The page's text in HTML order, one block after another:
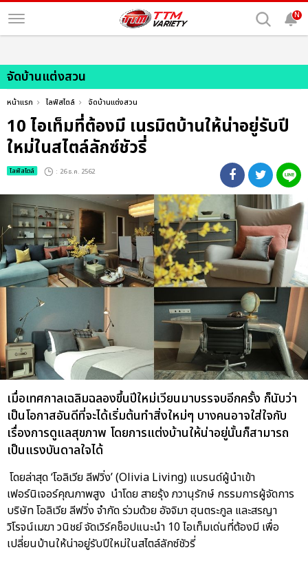
N
จัดบ้านแต่งสวน
หน้าแรก ไลฟ์สไตล์ จัดบ้านแต่งสวน
10 ไอเท็มที่ต้องมี เนรมิตบ้านให้น่าอยู่รับปี
ใหม่ในสไตล์ลักซ์ชัวรี่
ไลฟ์สไตล์ : 26 ธ.ค. 2562
เมื่อเทศกาลเฉลิมฉลองขึ้นปีใหม่เวียนมาบรรจบอีกครั้ง ก็นับว่า
เป็นโอกาสอันดีที่จะได้เริ่มต้นทำสิ่งใหม่ๆ บางคนอาจใส่ใจกับ
เรื่องการดูแลสุขภาพ โดยการแต่งบ้านให้น่าอยู่นั้นก็สามารถ
เป็นแรงบันดาลใจได้
โดยล่าสุด ‘โอลิเวีย ลีฟวิ่ง’ (Olivia Living) แบรนด์ผู้นำเข้า
เฟอร์นิเจอร์คุณภาพสูง นำโดย สายรุ้ง ภวานุรักษ์ กรรมการผู้จัดการ
บริษัท โอลิเวีย ลีฟวิ่ง จำกัด ร่วมด้วย อัจจิมา ฮุนตระกูล และสรญา
วิโรจน์เมฆา วนิชย์ จัดเวิร์คช็อปแนะนำ 10 ไอเท็มเด่นที่ต้องมี เพื่อ
เปลี่ยนบ้านให้น่าอยู่รับปีใหม่ในสไตล์ลักซ์ชัวรี่